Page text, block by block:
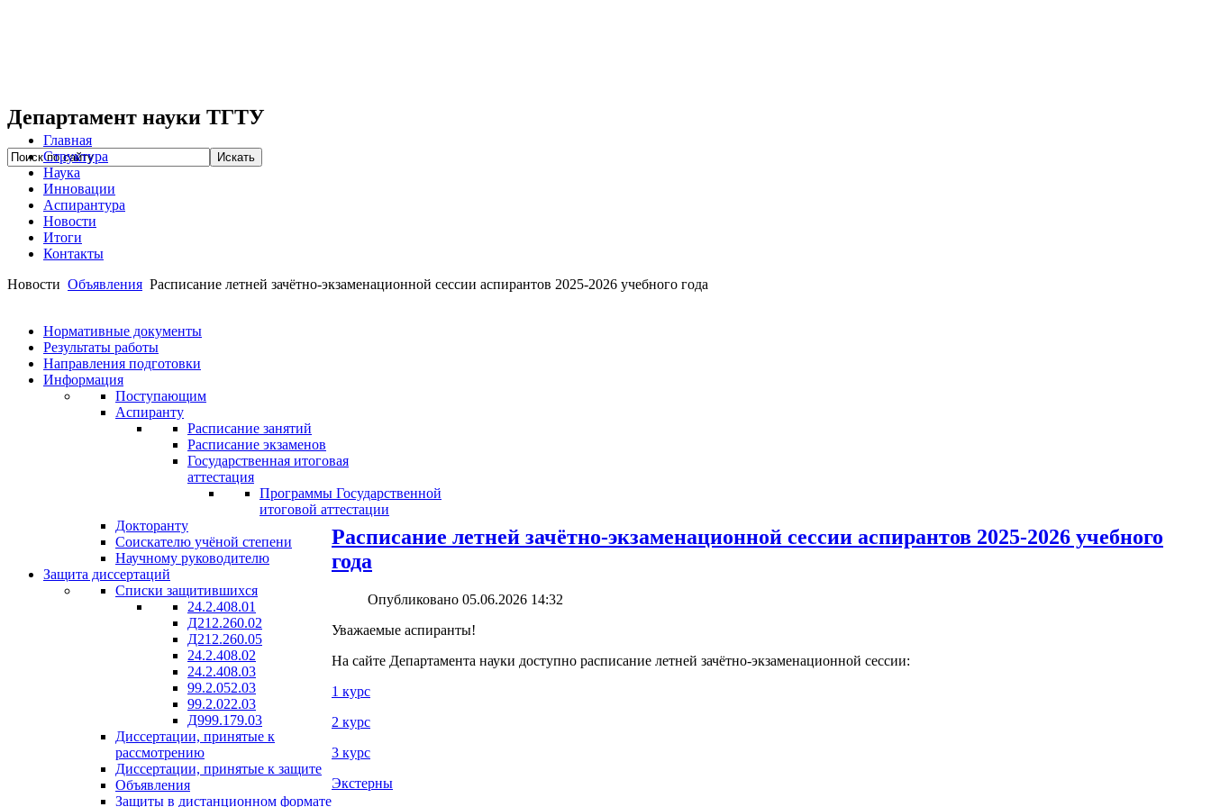
Департамент науки ТГТУ
Главная
Структура
Наука
Инновации
Аспирантура
Новости
Итоги
Контакты
Новости Объявления Расписание летней зачётно-экзаменационной сессии аспирантов 2025-2026 учебного года
Нормативные документы
Результаты работы
Направления подготовки
Информация
Поступающим
Аспиранту
Расписание занятий
Расписание экзаменов
Государственная итоговая
аттестация
Программы Государственной
итоговой аттестации
Докторанту
Соискателю учёной степени
Научному руководителю
Защита диссертаций
Списки защитившихся
24.2.408.01
Д212.260.02
Д212.260.05
24.2.408.02
24.2.408.03
99.2.052.03
99.2.022.03
Д999.179.03
Диссертации, принятые к
рассмотрению
Диссертации, принятые к защите
Объявления
Защиты в дистанционном формате
Расписание летней зачётно-экзаменационной сессии аспирантов 2025-2026 учебного
года
Опубликовано 05.06.2026 14:32
Уважаемые аспиранты!
На сайте Департамента науки доступно расписание летней зачётно-экзаменационной сессии:
1 курс
2 курс
3 курс
Экстерны